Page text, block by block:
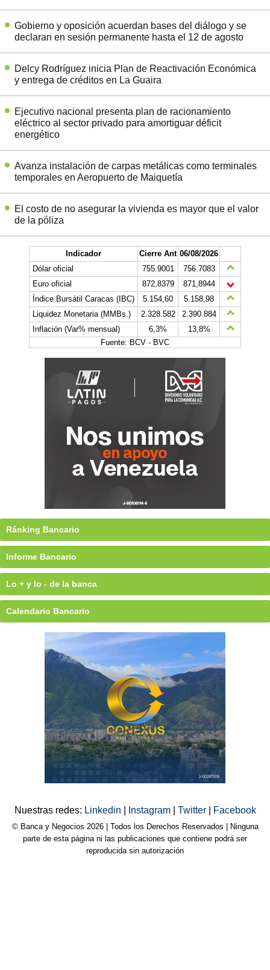
Gobierno y oposición acuerdan bases del diálogo y se
declaran en sesión permanente hasta el 12 de agosto
Delcy Rodríguez inicia Plan de Reactivación Económica
y entrega de créditos en La Guaira
Ejecutivo nacional presenta plan de racionamiento
eléctrico al sector privado para amortiguar déficit
energético
Avanza instalación de carpas metálicas como terminales
temporales en Aeropuerto de Maiquetía
El costo de no asegurar la vivienda es mayor que el valor
de la póliza
Indicador Cierre Ant 06/08/2026
Dólar oficial
755.9001
756.7083
Euro oficial
872,8379
871,8944
Índice Bursátil Caracas (IBC)
5.154,60
5.158,98
Liquidez Monetaria (MMBs.)
2.328.582
2.390.884
Inflación (Var% mensual)
6,3%
13,8%
Fuente: BCV - BVC
Ránking Bancario
Informe Bancario
Lo + y lo - de la banca
Calendario Bancario
Nuestras redes: Linkedin Instagram Twitter Facebook
© Banca y Negocios 2026 | Todos los Derechos Reservados | Ninguna
parte de esta página ni las publicaciones que contiene podrá ser
reproducida sin autorización